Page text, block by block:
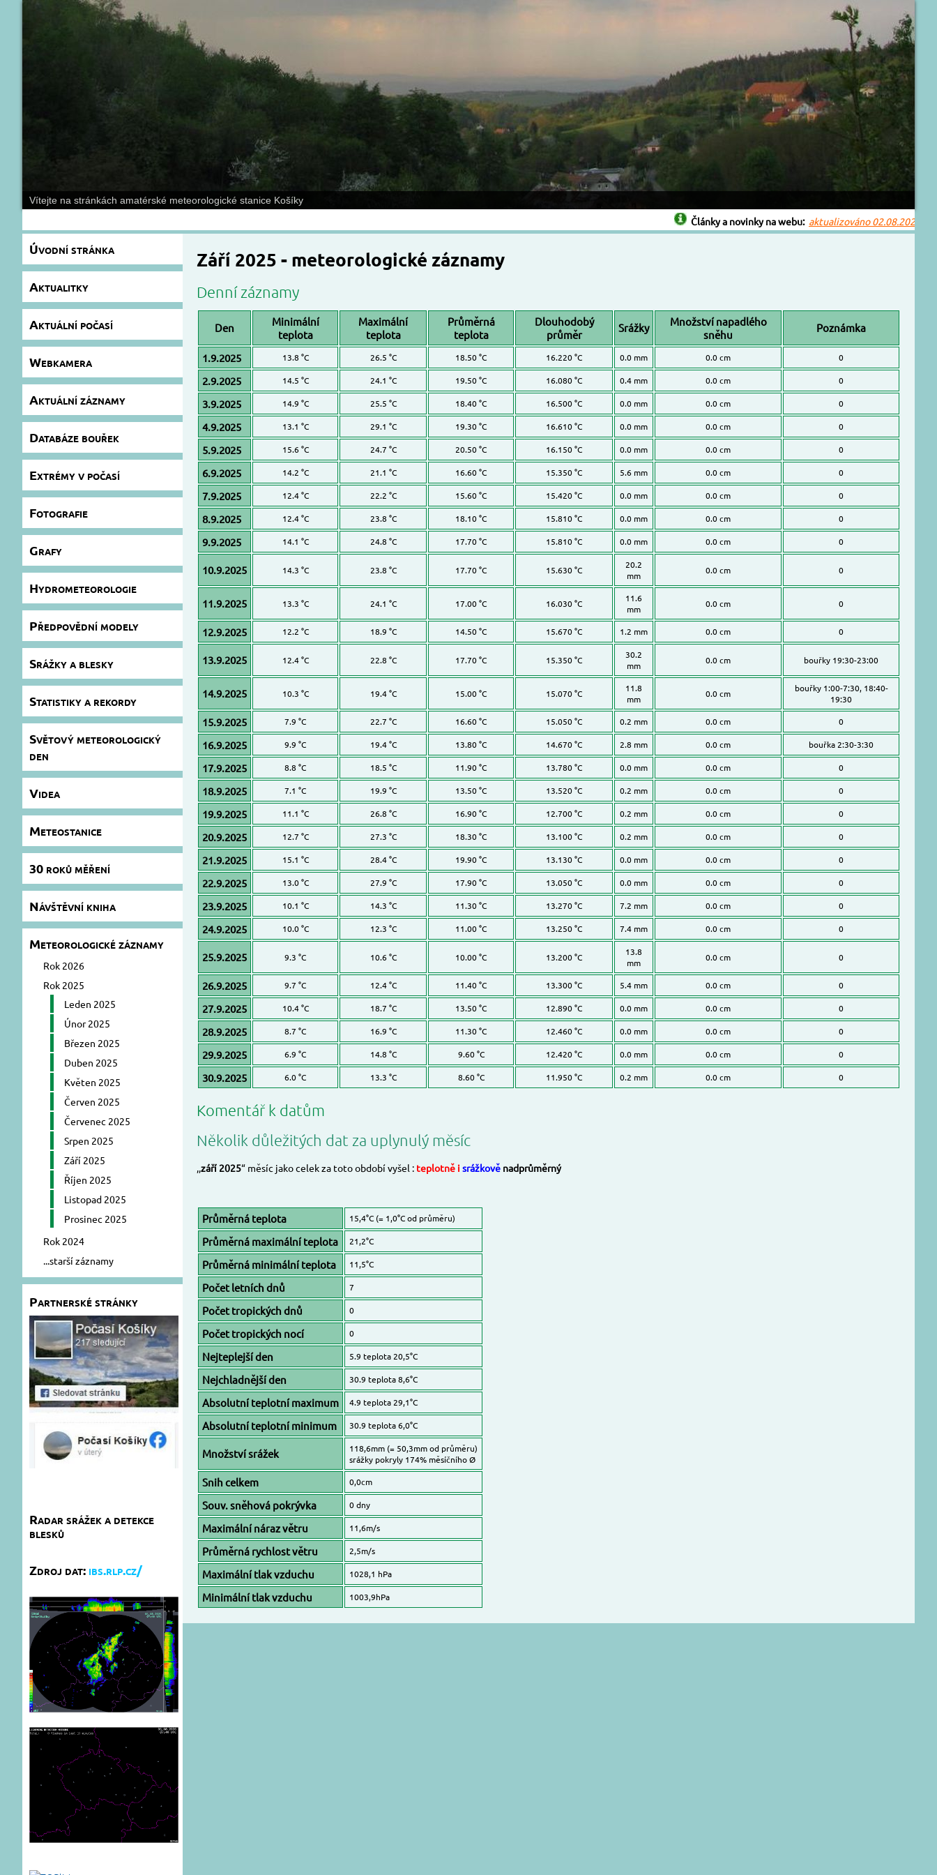
Vítejte na stránkách amatérské meteorologické stanice Košíky
Články a novinky na webu:aktualizováno 02.08.2026
Úvodní stránka
Aktualitky
Aktuální počasí
Webkamera
Aktuální záznamy
Databáze bouřek
Extrémy v počasí
Fotografie
Grafy
Hydrometeorologie
Předpovědní modely
Srážky a blesky
Statistiky a rekordy
Světový meteorologický
den
Videa
Meteostanice
30 roků měření
Návštěvní kniha
Meteorologické záznamy
Rok 2026
Rok 2025
Leden 2025
Únor 2025
Březen 2025
Duben 2025
Květen 2025
Červen 2025
Červenec 2025
Srpen 2025
Září 2025
Říjen 2025
Listopad 2025
Prosinec 2025
Rok 2024
...starší záznamy
Partnerské stránky
Radar srážek a detekce
blesků
Zdroj dat: ibs.rlp.cz/
Září 2025 - meteorologické záznamy
Denní záznamy
Den
Minimální
teplota
Maximální
teplota
Průměrná
teplota
Dlouhodobý
průměr
Srážky
Množství napadlého
sněhu
Poznámka
1.9.2025 13.8 °C 26.5 °C 18.50 °C 16.220 °C 0.0 mm 0.0 cm 0
2.9.2025 14.5 °C 24.1 °C 19.50 °C 16.080 °C 0.4 mm 0.0 cm 0
3.9.2025 14.9 °C 25.5 °C 18.40 °C 16.500 °C 0.0 mm 0.0 cm 0
4.9.2025 13.1 °C 29.1 °C 19.30 °C 16.610 °C 0.0 mm 0.0 cm 0
5.9.2025 15.6 °C 24.7 °C 20.50 °C 16.150 °C 0.0 mm 0.0 cm 0
6.9.2025 14.2 °C 21.1 °C 16.60 °C 15.350 °C 5.6 mm 0.0 cm 0
7.9.2025 12.4 °C 22.2 °C 15.60 °C 15.420 °C 0.0 mm 0.0 cm 0
8.9.2025 12.4 °C 23.8 °C 18.10 °C 15.810 °C 0.0 mm 0.0 cm 0
9.9.2025 14.1 °C 24.8 °C 17.70 °C 15.810 °C 0.0 mm 0.0 cm 0
10.9.2025 14.3 °C 23.8 °C 17.70 °C 15.630 °C
20.2
mm
0.0 cm 0
11.9.2025 13.3 °C 24.1 °C 17.00 °C 16.030 °C
11.6
mm
0.0 cm 0
12.9.2025 12.2 °C 18.9 °C 14.50 °C 15.670 °C 1.2 mm 0.0 cm 0
13.9.2025 12.4 °C 22.8 °C 17.70 °C 15.350 °C
30.2
mm
0.0 cm bouřky 19:30-23:00
14.9.2025 10.3 °C 19.4 °C 15.00 °C 15.070 °C
11.8
mm
0.0 cm
bouřky 1:00-7:30, 18:40-
19:30
15.9.2025 7.9 °C 22.7 °C 16.60 °C 15.050 °C 0.2 mm 0.0 cm 0
16.9.2025 9.9 °C 19.4 °C 13.80 °C 14.670 °C 2.8 mm 0.0 cm bouřka 2:30-3:30
17.9.2025 8.8 °C 18.5 °C 11.90 °C 13.780 °C 0.0 mm 0.0 cm 0
18.9.2025 7.1 °C 19.9 °C 13.50 °C 13.520 °C 0.2 mm 0.0 cm 0
19.9.2025 11.1 °C 26.8 °C 16.90 °C 12.700 °C 0.2 mm 0.0 cm 0
20.9.2025 12.7 °C 27.3 °C 18.30 °C 13.100 °C 0.2 mm 0.0 cm 0
21.9.2025 15.1 °C 28.4 °C 19.90 °C 13.130 °C 0.0 mm 0.0 cm 0
22.9.2025 13.0 °C 27.9 °C 17.90 °C 13.050 °C 0.0 mm 0.0 cm 0
23.9.2025 10.1 °C 14.3 °C 11.30 °C 13.270 °C 7.2 mm 0.0 cm 0
24.9.2025 10.0 °C 12.3 °C 11.00 °C 13.250 °C 7.4 mm 0.0 cm 0
25.9.2025 9.3 °C 10.6 °C 10.00 °C 13.200 °C
13.8
mm
0.0 cm 0
26.9.2025 9.7 °C 12.4 °C 11.40 °C 13.300 °C 5.4 mm 0.0 cm 0
27.9.2025 10.4 °C 18.7 °C 13.50 °C 12.890 °C 0.0 mm 0.0 cm 0
28.9.2025 8.7 °C 16.9 °C 11.30 °C 12.460 °C 0.0 mm 0.0 cm 0
29.9.2025 6.9 °C 14.8 °C 9.60 °C 12.420 °C 0.0 mm 0.0 cm 0
30.9.2025 6.0 °C 13.3 °C 8.60 °C 11.950 °C 0.2 mm 0.0 cm 0
Komentář k datům
Několik důležitých dat za uplynulý měsíc
,,září 2025“ měsíc jako celek za toto období vyšel : teplotně isrážkově nadprůměrný
Průměrná teplota 15,4°C (= 1,0°C od průměru)
Průměrná maximální teplota 21,2°C
Průměrná minimální teplota 11,5°C
Počet letních dnů 7
Počet tropických dnů 0
Počet tropických nocí 0
Nejteplejší den 5.9 teplota 20,5°C
Nejchladnější den 30.9 teplota 8,6°C
Absolutní teplotní maximum 4.9 teplota 29,1°C
Absolutní teplotní minimum 30.9 teplota 6,0°C
Množství srážek
118,6mm (= 50,3mm od průměru)
srážky pokryly 174% měsíčního Ø
Snih celkem 0,0cm
Souv. sněhová pokrývka 0 dny
Maximální náraz větru 11,6m/s
Průměrná rychlost větru 2,5m/s
Maximální tlak vzduchu 1028,1 hPa
Minimální tlak vzduchu 1003,9hPa